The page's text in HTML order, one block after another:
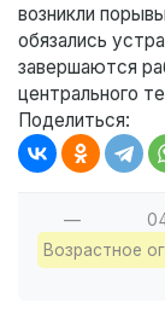
возникли
обязались
завершаются
центрального
Поделиться:
—
Возрастное